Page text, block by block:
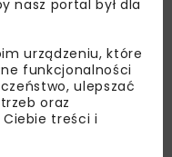
otrzymywać od
oferty i
nasz portal był dla
urządzeniu, które
funkcjonalności
ulepszać
oraz
treści i